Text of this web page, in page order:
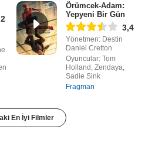
Örümcek-Adam:
Yepyeni Bir Gün
3,4
Yönetmen: Destin
Daniel Cretton
Oyuncular: Tom
Holland, Zendaya,
Sadie Sink
Fragman
En İyi Filmler